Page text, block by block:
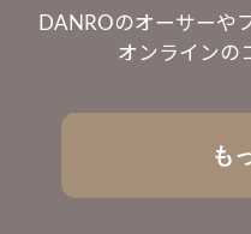
DANROのオーサーや
オンラインの
も